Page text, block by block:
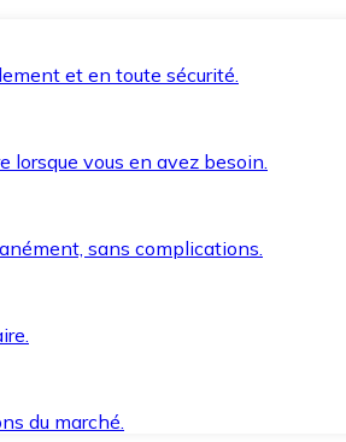
et en toute sécurité.
lorsque vous en avez besoin.
sans complications.
du marché.